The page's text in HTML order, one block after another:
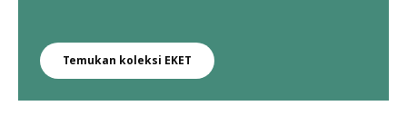
Temukan koleksi EKET